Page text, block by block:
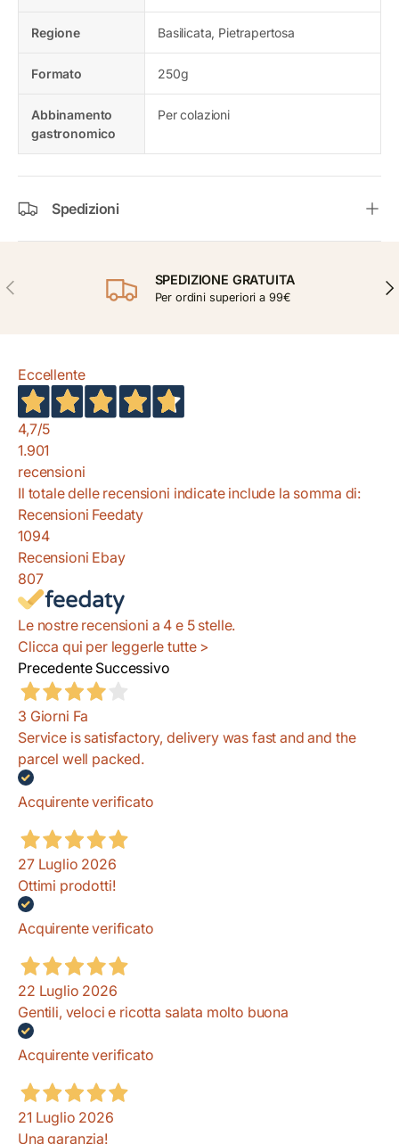
Regione Basilicata, Pietrapertosa
Formato 250g
Abbinamento
gastronomico
Per colazioni
Spedizioni
INDIETRO SPEDIZIONE GRATUITA
Per ordini superiori a 99€
Eccellente
4,7/5
1.901
recensioni
Il totale delle recensioni indicate include la somma di:
Recensioni Feedaty
1094
Recensioni Ebay
807
Le nostre recensioni a 4 e 5 stelle.
Clicca qui per leggerle tutte >
Precedente Successivo
3 Giorni Fa
Service is satisfactory, delivery was fast and and the
parcel well packed.
Acquirente verificato
27 Luglio 2026
Ottimi prodotti!
Acquirente verificato
22 Luglio 2026
Gentili, veloci e ricotta salata molto buona
Acquirente verificato
21 Luglio 2026
Una garanzia!